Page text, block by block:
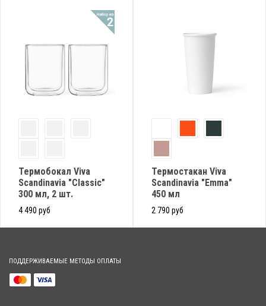
Термобокал Viva
Scandinavia "Classic"
300 мл, 2 шт.
4 490 руб
Термостакан Viva
Scandinavia "Emma"
450 мл
2 790 руб
ПОДДЕРЖИВАЕМЫЕ МЕТОДЫ ОПЛАТЫ